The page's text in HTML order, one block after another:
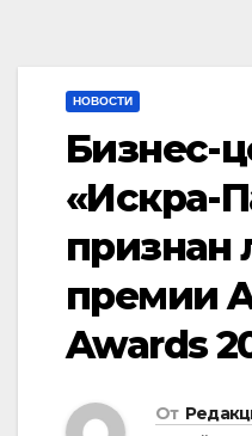
НОВОСТИ
Бизнес-
«Искра-
признан
премии
Awards
От